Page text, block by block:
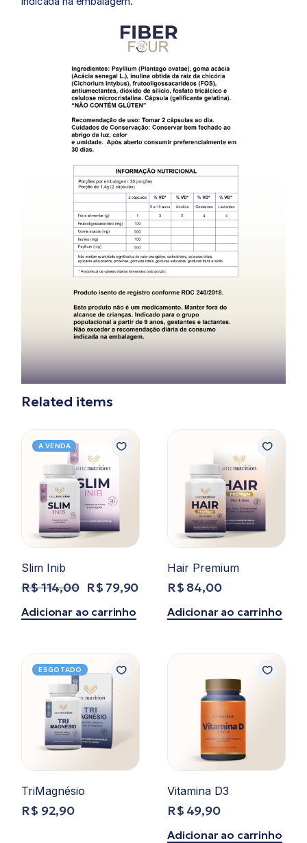
Related items
A VENDA
Slim Inib
R$114,00
O
preço
original
R$ 79,90
O
preço
atual
Adicionar ao carrinho
Hair Premium
R$ 84,00
Adicionar ao carrinho
ESGOTADO
TriMagnésio
R$ 92,90
Vitamina D3
R$ 49,90
Adicionar ao carrinho